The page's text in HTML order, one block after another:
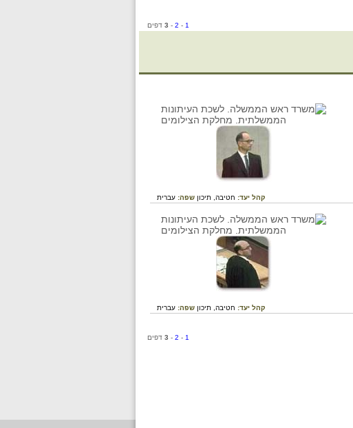
1
-
2
-
3 דפים
קהל יעד: חטיבה, תיכון שפה: עברית
קהל יעד: חטיבה, תיכון שפה: עברית
1
-
2
-
3 דפים